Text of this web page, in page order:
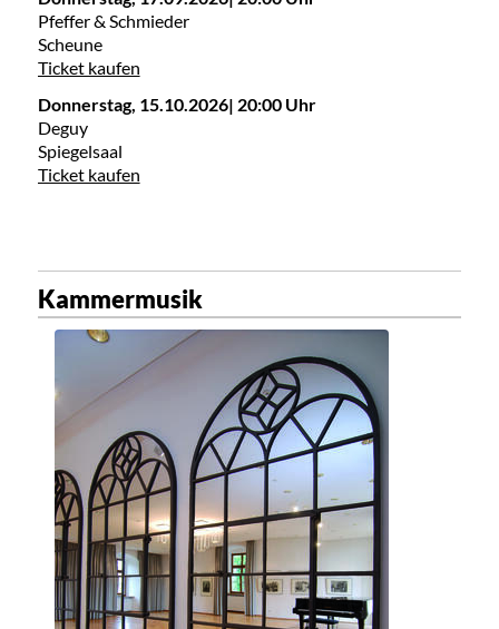
Pfeffer & Schmieder
Scheune
Ticket kaufen
Donnerstag, 15.10.2026| 20:00 Uhr
Deguy
Spiegelsaal
Ticket kaufen
Kammermusik